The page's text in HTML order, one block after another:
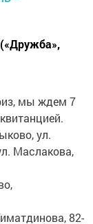
мы ждем 7
ул.
Маслакова,
82-